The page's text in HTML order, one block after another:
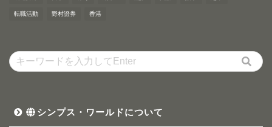
転職活動 野村證券 香港
シンプス・ワールドについて